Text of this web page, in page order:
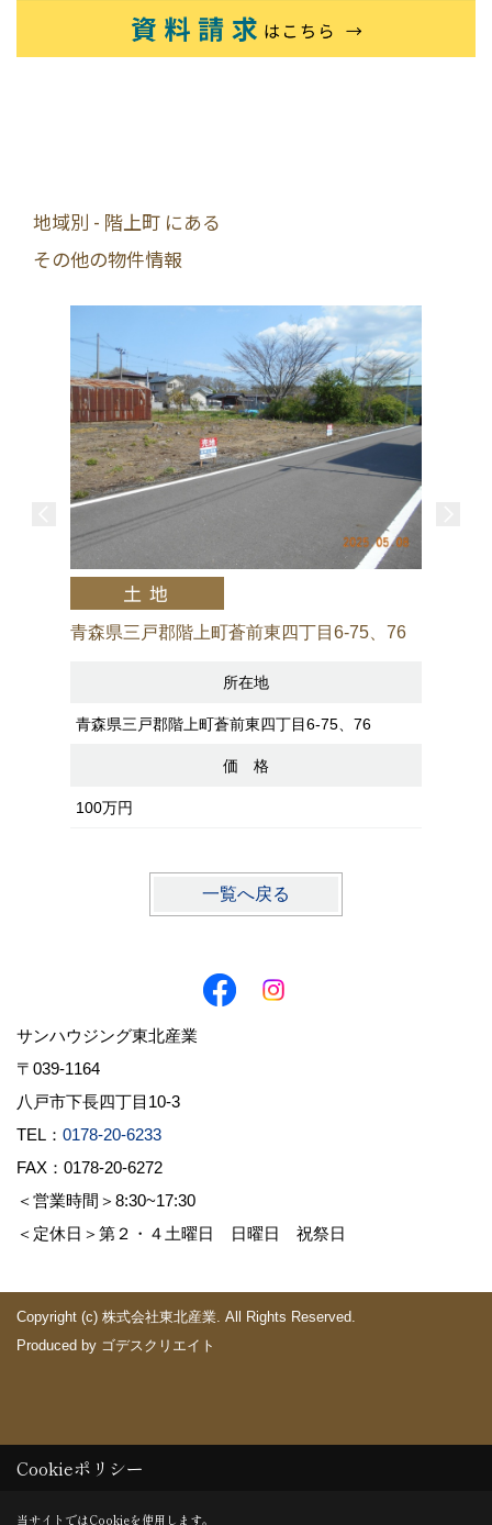
地域別 - 階上町 にある
その他の物件情報
青森県三戸郡階上町蒼前東四丁目6-75、76
所在地
青森県三戸郡階上町蒼前東四丁目6-75、76
価 格
100万円
一覧へ戻る
サンハウジング東北産業
〒039-1164
八戸市下長四丁目10-3
TEL： 0178-20-6233
FAX：0178-20-6272
＜営業時間＞8:30~17:30
＜定休日＞第２・４土曜日 日曜日 祝祭日
Copyright (c) 株式会社東北産業. All Rights Reserved.
Produced by ゴデスクリエイト
Cookieポリシー
当サイトではCookieを使用します。
×